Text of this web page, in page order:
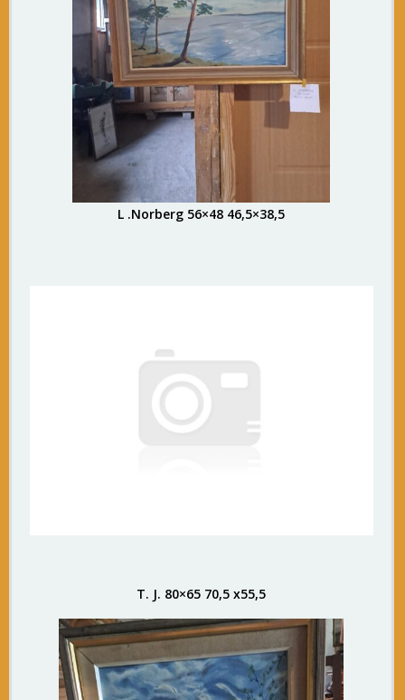
L .Norberg 56×48 46,5×38,5
T. J. 80×65 70,5 x55,5